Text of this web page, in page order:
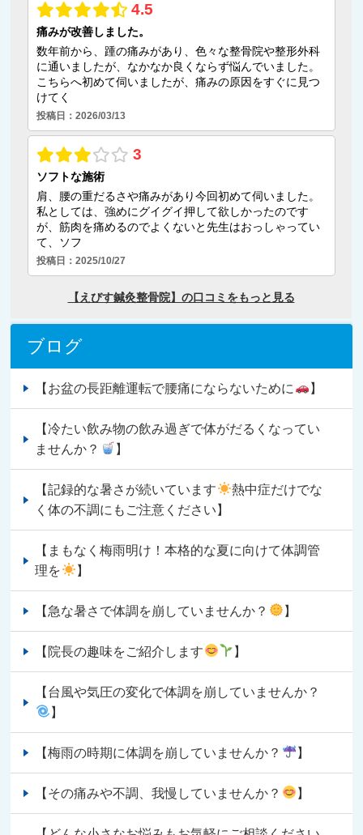
ブログ
【お盆の長距離運転で腰痛にならないために 】
【冷たい飲み物の飲み過ぎで体がだるくなってい
ませんか？
】
【記録的な暑さが続いています
熱中症だけでな
く体の不調にもご注意ください】
【まもなく梅雨明け！本格的な夏に向けて体調管
理を
】
【急な暑さで体調を崩していませんか？ 】
【院長の趣味をご紹介します 】
【台風や気圧の変化で体調を崩していませんか？
】
【梅雨の時期に体調を崩していませんか？ 】
【その痛みや不調、我慢していませんか？ 】